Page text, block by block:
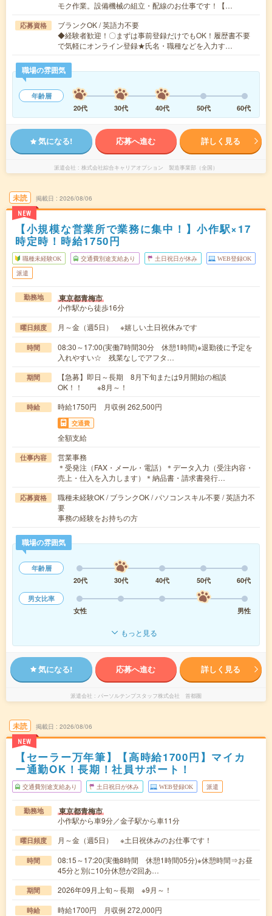
モク作業。設備機械の組立・配線のお仕事です！【…
応募資格
ブランクOK / 英語力不要
◆経験者歓迎！〇まずは事前登録だけでもOK！履歴書不要
で気軽にオンライン登録★氏名・職種などを入力す…
職場の雰囲気
年齢層
20代
30代 40代 50代 60代
気になる! 応募へ進む 詳しく見る
派遣会社 株式会社綜合キャリアオプション 製造事業部（全国）
未読
NEW
掲載日 2026/08/06
【小規模な営業所で業務に集中！】小作駅×17
時定時！時給1750円
職種未経験OK 交通費別途支給あり 土日祝日が休み WEB登録OK
派遣
勤務地 東京都青梅市
小作駅から徒歩16分
曜日頻度 月～金（週5日） ※嬉しい土日祝休みです
時間
08:30～17:00(実働7時間30分 休憩1時間)※退勤後に予定を
入れやすい☆ 残業なしでアフタ…
期間
【急募】即日～長期 8月下旬または9月開始の相談
OK！！ ※8月～！
時給 時給1750円 月収例 262,500円
交通費
全額支給
仕事内容
営業事務
＊受発注（FAX・メール・電話）＊データ入力（受注内容・
売上・仕入を入力します）＊納品書・請求書発行…
応募資格
職種未経験OK / ブランクOK / パソコンスキル不要 / 英語力不
要
事務の経験をお持ちの方
職場の雰囲気
年齢層
20代
30代 40代 50代
60代
男女比率
女性
男性
もっと見る
気になる! 応募へ進む 詳しく見る
派遣会社 パーソルテンプスタッフ株式会社 首都圏
未読
NEW
掲載日 2026/08/06
【セーラー万年筆】【高時給1700円】マイカ
ー通勤OK！長期！社員サポート！
交通費別途支給あり 土日祝日が休み WEB登録OK 派遣
勤務地 東京都青梅市
小作駅から車9分／金子駅から車11分
曜日頻度 月～金（週5日） ※土日祝休みのお仕事です！
時間
08:15～17:20(実働8時間 休憩1時間05分)※休憩時間⇒お昼
45分と別に10分休憩が2回あ…
期間 2026年09月上旬～長期 ※9月～！
時給 時給1700円 月収例 272,000円